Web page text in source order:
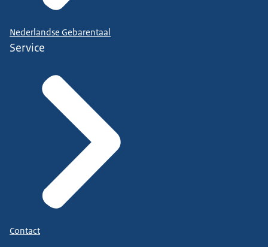
Nederlandse Gebarentaal
Service
Contact